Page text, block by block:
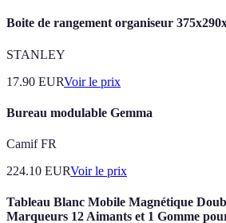
Boite de rangement organiseur
STANLEY
17.90 EURVoir le prix
Bureau modulable Gemma
Camif FR
224.10 EURVoir le prix
Tableau Blanc Mobile Magnétique
Marqueurs 12 Aimants et 1 Gomme